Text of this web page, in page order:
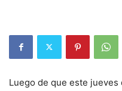
Luego de que este